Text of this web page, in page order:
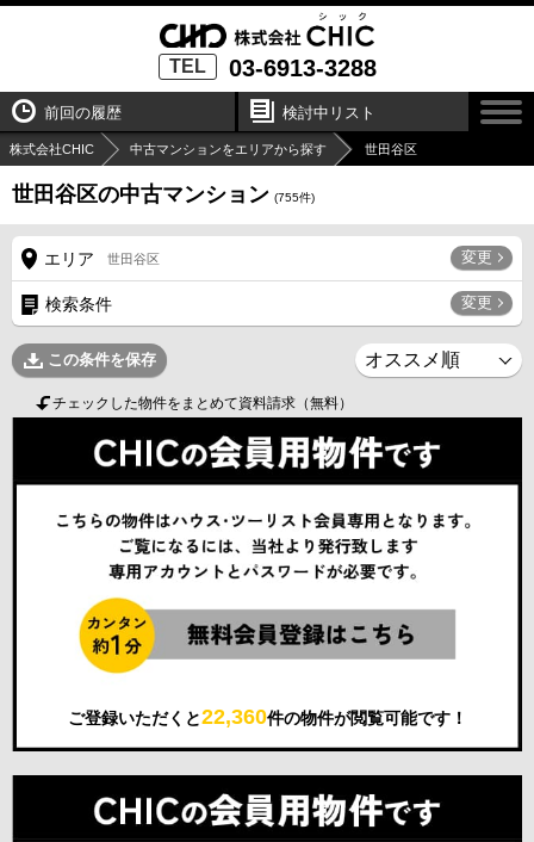
TEL 03-6913-3288
前回の履歴 検討中リスト
株式会社CHIC 中古マンションをエリアから探す 世田谷区
世田谷区の中古マンション (755件)
エリア 世田谷区 変更
検索条件 変更
この条件を保存
チェックした物件をまとめて資料請求（無料）
ご登録いただくと22,360件の物件が閲覧可能です！